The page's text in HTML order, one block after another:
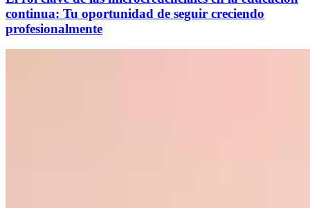
continua: Tu oportunidad de seguir creciendo
profesionalmente